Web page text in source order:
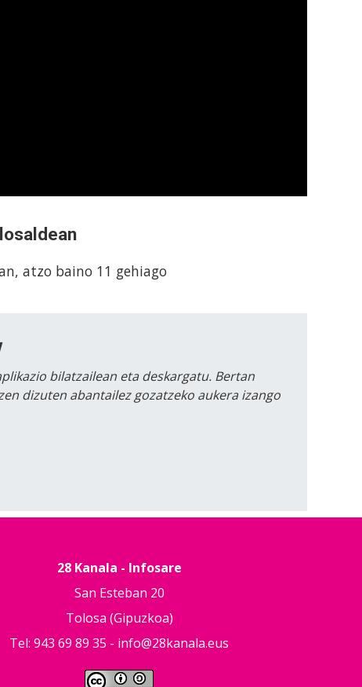
atzo baino 11 gehiago
bilatzailean eta deskargatu. Bertan
dizuten abantailez gozatzeko aukera izango
28 Kanala - Infosare
San Esteban 20
Tolosa (Gipuzkoa)
Tel: 943 69 89 35 - info@28kanala.eus